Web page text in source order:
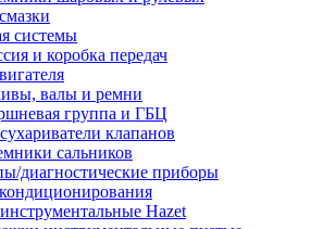
системы
и коробка передач
валы и ремни
группа и ГБЦ
клапанов
сальников
диагностические приборы
Hazet